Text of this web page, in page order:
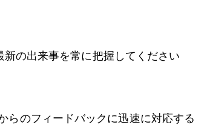
の出来事を常に把握してください
らのフィードバックに迅速に対応する